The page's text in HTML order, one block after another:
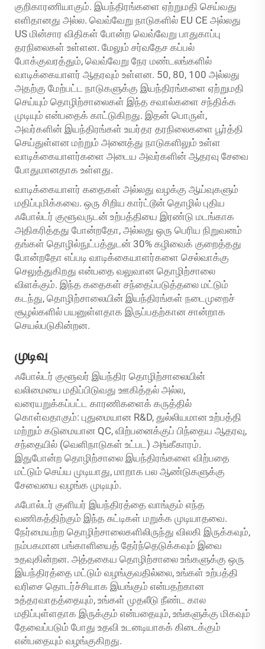
குறிகாரணியாகும். இயந்திரங்களை ஏற்றுமதி செய்வது
எளிதானது அல்ல. வெவ்வேறு நாடுகளில் EU CE அல்லது
US மின்சார விதிகள் போன்ற வெவ்வேறு பாதுகாப்பு
தரநிலைகள் உள்ளன. மேலும் சர்வதேச கப்பல்
போக்குவரத்தும், வெவ்வேறு நேர மண்டலங்களில்
வாடிக்கையாளர் ஆதரவும் உள்ளன. 50, 80, 100 அல்லது
அதற்கு மேற்பட்ட நாடுகளுக்கு இயந்திரங்களை ஏற்றுமதி
செய்யும் தொழிற்சாலைகள் இந்த சவால்களை சந்திக்க
முடியும் என்பதைக் காட்டுகிறது. இதன் பொருள்,
அவர்களின் இயந்திரங்கள் உயர்தர தரநிலைகளை பூர்த்தி
செய்துள்ளன மற்றும் அனைத்து நாடுகளிலும் உள்ள
வாடிக்கையாளர்களை அடைய அவர்களின் ஆதரவு சேவை
போதுமானதாக உள்ளது.
வாடிக்கையாளர் கதைகள் அல்லது வழக்கு ஆய்வுகளும்
மதிப்புமிக்கவை. ஒரு சிறிய கார்ட்டூன் தொழில் புதிய
ஃபோல்டர் குளூவருடன் உற்பத்தியை இரண்டு மடங்காக
அதிகரித்தது போன்றதோ, அல்லது ஒரு பெரிய நிறுவனம்
தங்கள் தொழில்நுட்பத்துடன் 30% கழிவைக் குறைத்தது
போன்றதோ எப்படி வாடிக்கையாளர்களை செல்வாக்கு
செலுத்துகிறது என்பதை வலுவான தொழிற்சாலை
விளக்கும். இந்த கதைகள் சந்தைப்படுத்தலை மட்டும்
கடந்து, தொழிற்சாலையின் இயந்திரங்கள் நடைமுறைச்
சூழல்களில் பயனுள்ளதாக இருப்பதற்கான சான்றாக
செயல்படுகின்றன.
முடிவு
ஃபோல்டர் குளூவர் இயந்திர தொழிற்சாலையின்
வலிமையை மதிப்பிடுவது ஊகித்தல் அல்ல,
வரையறுக்கப்பட்ட காரணிகளைக் கருத்தில்
கொள்வதாகும்: புதுமையான R&D, துல்லியமான உற்பத்தி
மற்றும் கடுமையான QC, விற்பனைக்குப் பிந்தைய ஆதரவு,
சந்தையில் (வெளிநாடுகள் உட்பட) அங்கீகாரம்.
இதுபோன்ற தொழிற்சாலை இயந்திரங்களை விற்பதை
மட்டும் செய்ய முடியாது, மாறாக பல ஆண்டுகளுக்கு
சேவையை வழங்க முடியும்.
ஃபோல்டர் குளியர் இயந்திரத்தை வாங்கும் எந்த
வணிகத்திற்கும் இந்த சுட்டிகள் மறுக்க முடியாதவை.
நேர்மையற்ற தொழிற்சாலைகளிலிருந்து விலகி இருக்கவும்,
நம்பகமான பங்காளியைத் தேர்ந்தெடுக்கவும் இவை
உதவுகின்றன. அத்தகைய தொழிற்சாலை உங்களுக்கு ஒரு
இயந்திரத்தை மட்டும் வழங்குவதில்லை, உங்கள் உற்பத்தி
வரிசை தொடர்ச்சியாக இயங்கும் என்பதற்கான
உத்தரவாதத்தையும், உங்கள் முதலீடு நீண்ட கால
மதிப்புள்ளதாக இருக்கும் என்பதையும், உங்களுக்கு மிகவும்
தேவைப்படும் போது உதவி உடனடியாகக் கிடைக்கும்
என்பதையும் வழங்குகிறது.